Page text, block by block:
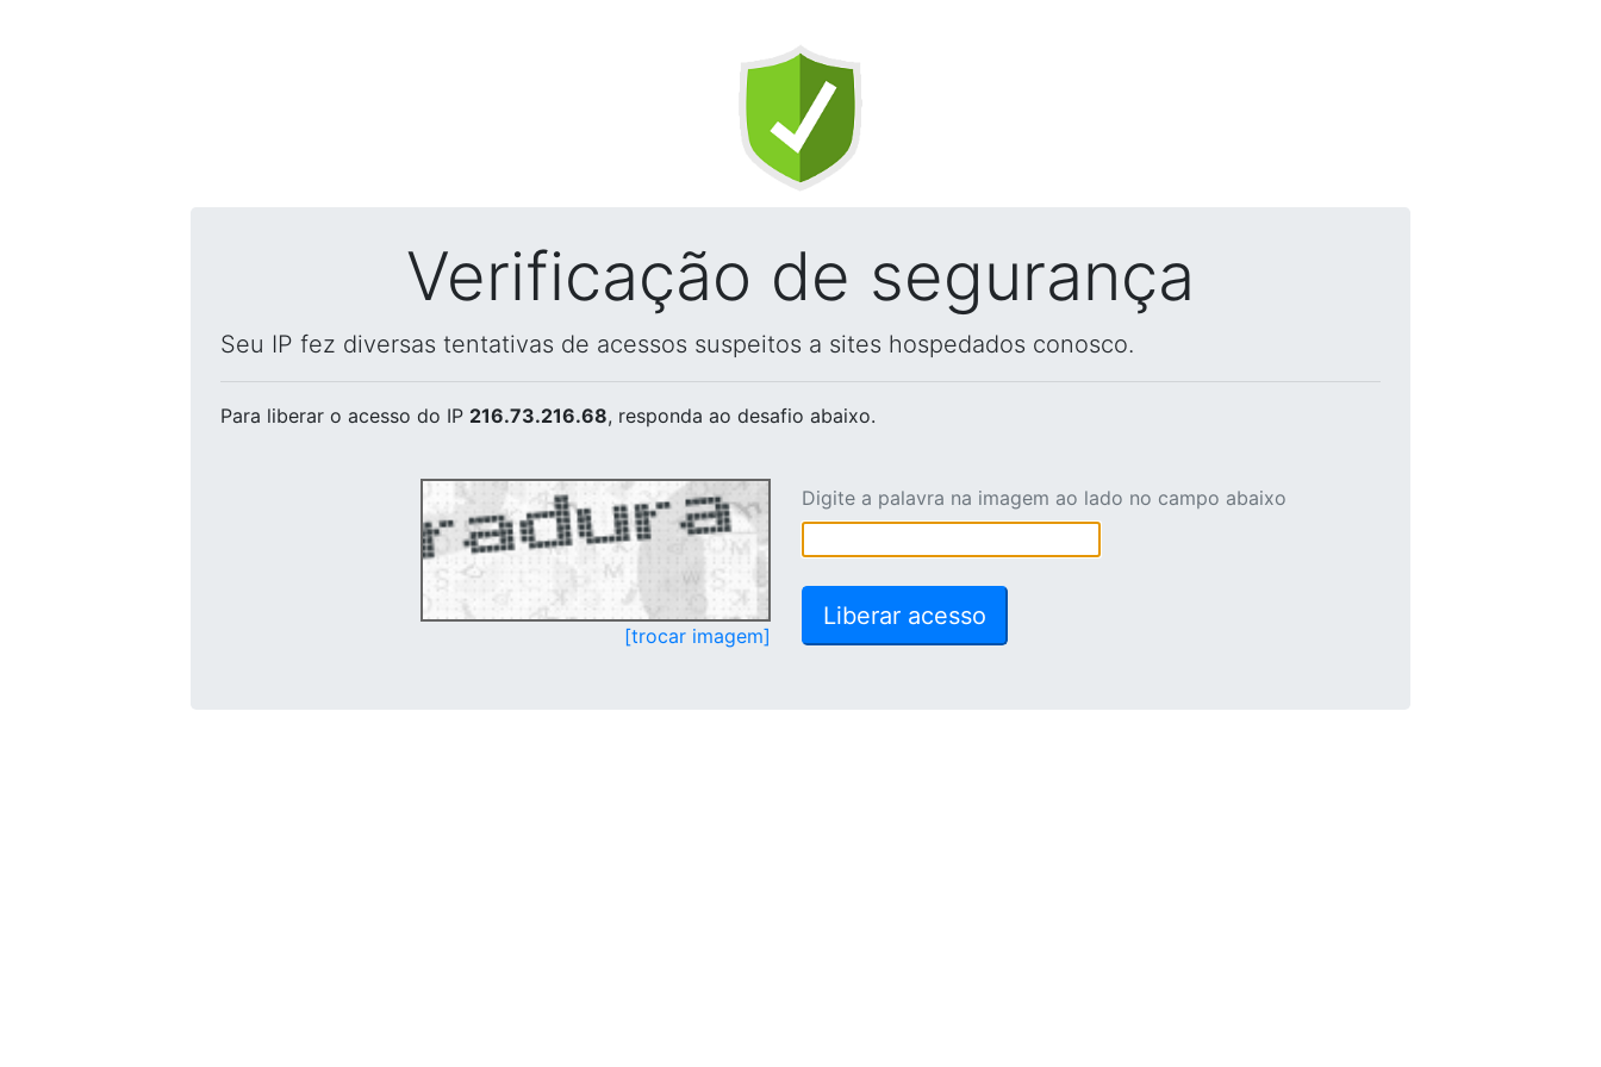
Verificação de segurança
Seu IP fez diversas tentativas de acessos suspeitos a sites hospedados conosco.
Para liberar o acesso do IP 216.73.216.68, responda ao desafio abaixo.
[trocar imagem]
Digite a palavra na imagem ao lado no campo abaixo